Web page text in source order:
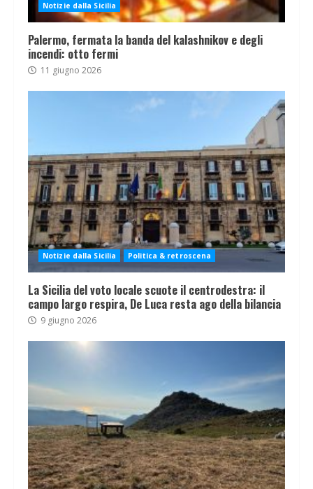
Notizie dalla Sicilia
Palermo, fermata la banda del kalashnikov e degli
incendi: otto fermi
11 giugno 2026
Notizie dalla Sicilia Politica & retroscena
La Sicilia del voto locale scuote il centrodestra: il
campo largo respira, De Luca resta ago della bilancia
9 giugno 2026